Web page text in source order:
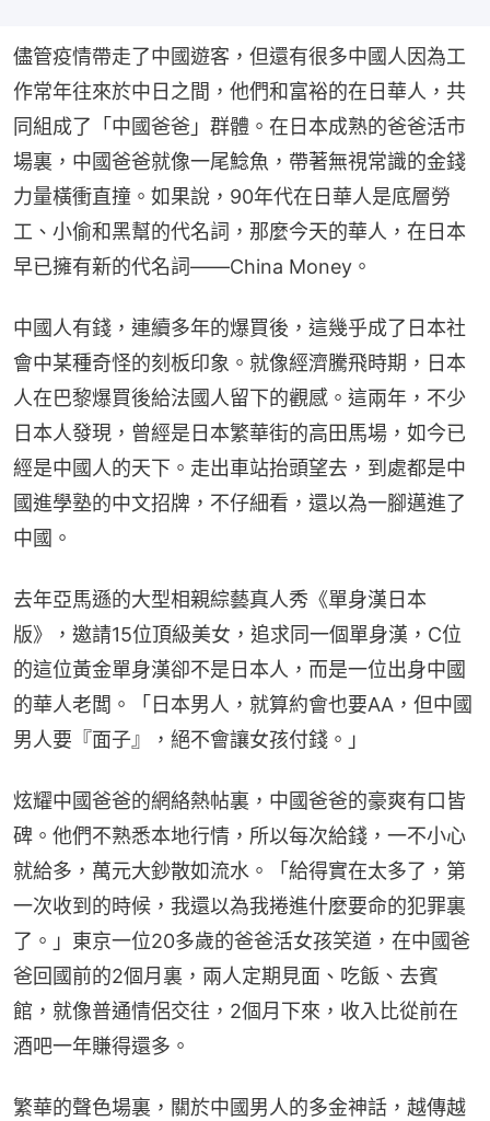
儘管疫情帶走了中國遊客，但還有很多中國人因為工
作常年往來於中日之間，他們和富裕的在日華人，共
同組成了「中國爸爸」群體。在日本成熟的爸爸活市
場裏，中國爸爸就像一尾鯰魚，帶著無視常識的金錢
力量橫衝直撞。如果說，90年代在日華人是底層勞
工、小偷和黑幫的代名詞，那麼今天的華人，在日本
早已擁有新的代名詞——China Money。
中國人有錢，連續多年的爆買後，這幾乎成了日本社
會中某種奇怪的刻板印象。就像經濟騰飛時期，日本
人在巴黎爆買後給法國人留下的觀感。這兩年，不少
日本人發現，曾經是日本繁華街的高田馬場，如今已
經是中國人的天下。走出車站抬頭望去，到處都是中
國進學塾的中文招牌，不仔細看，還以為一腳邁進了
中國。
去年亞馬遜的大型相親綜藝真人秀《單身漢日本
版》，邀請15位頂級美女，追求同一個單身漢，C位
的這位黃金單身漢卻不是日本人，而是一位出身中國
的華人老闆。「日本男人，就算約會也要AA，但中國
男人要『面子』，絕不會讓女孩付錢。」
炫耀中國爸爸的網絡熱帖裏，中國爸爸的豪爽有口皆
碑。他們不熟悉本地行情，所以每次給錢，一不小心
就給多，萬元大鈔散如流水。「給得實在太多了，第
一次收到的時候，我還以為我捲進什麼要命的犯罪裏
了。」東京一位20多歲的爸爸活女孩笑道，在中國爸
爸回國前的2個月裏，兩人定期見面、吃飯、去賓
館，就像普通情侶交往，2個月下來，收入比從前在
酒吧一年賺得還多。
繁華的聲色場裏，關於中國男人的多金神話，越傳越